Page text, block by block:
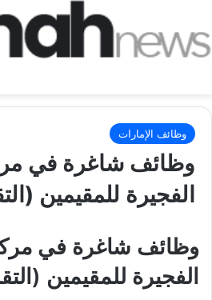
وظائف الإمارات
وظائف شاغرة في
الفجيرة للمقيمين
وظائف شاغرة في
الفجيرة للمقيمين